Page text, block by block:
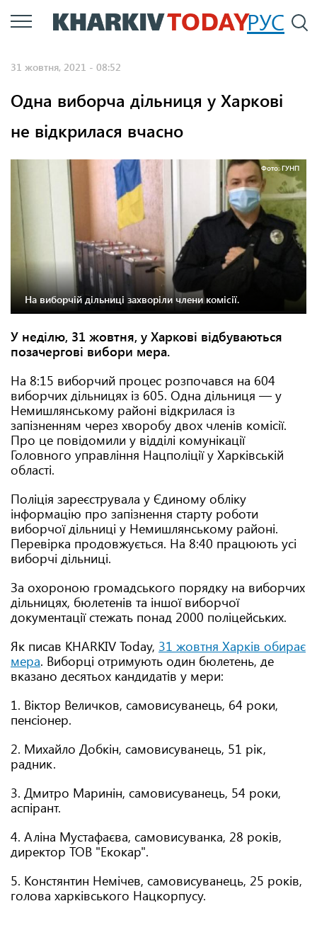
Перейти
до
РУС
31 жовтня, 2021 - 08:52
Одна виборча дільниця у Харкові
не відкрилася вчасно
Фото: ГУНП
На виборчій дільниці захворіли члени комісії.
У неділю, 31 жовтня, у Харкові відбуваються
позачергові вибори мера.
На 8:15 виборчий процес розпочався на 604
виборчих дільницях із 605. Одна дільниця — у
Немишлянському районі відкрилася із
запізненням через хворобу двох членів комісії.
Про це повідомили у відділі комунікації
Головного управління Нацполіції у Харківській
області.
Поліція зареєструвала у Єдиному обліку
інформацію про запізнення старту роботи
виборчої дільниці у Немишлянському районі.
Перевірка продовжується. На 8:40 працюють усі
виборчі дільниці.
За охороною громадського порядку на виборчих
дільницях, бюлетенів та іншої виборчої
документації стежать понад 2000 поліцейських.
Як писав KHARKIV Today, 31 жовтня Харків обирає
мера. Виборці отримують один бюлетень, де
вказано десятьох кандидатів у мери:
1. Віктор Величков, самовисуванець, 64 роки,
пенсіонер.
2. Михайло Добкін, самовисуванець, 51 рік,
радник.
3. Дмитро Маринін, самовисуванець, 54 роки,
аспірант.
4. Аліна Мустафаєва, самовисуванка, 28 років,
директор ТОВ "Екокар".
5. Констянтин Немічев, самовисуванець, 25 років,
голова харківського Нацкорпусу.